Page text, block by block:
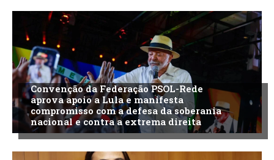
Convenção da Federação PSOL-Rede
aprova apoio a Lula e manifesta
compromisso com a defesa da soberania
nacional e contra a extrema direita